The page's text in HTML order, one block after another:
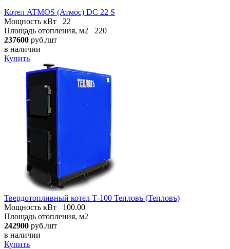
Котел ATMOS (Атмос) DC 22 S
Мощность кВт
22
Площадь отопления, м2
220
237600 руб./шт
в наличии
Купить
Твердотопливный котел Т-100 Тепловъ (Тепловъ)
Мощность кВт
100.00
Площадь отопления, м2
242900 руб./шт
в наличии
Купить